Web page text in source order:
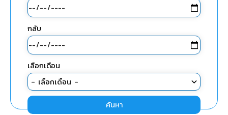
กลับ
เลือกเดือน
ค้นหา